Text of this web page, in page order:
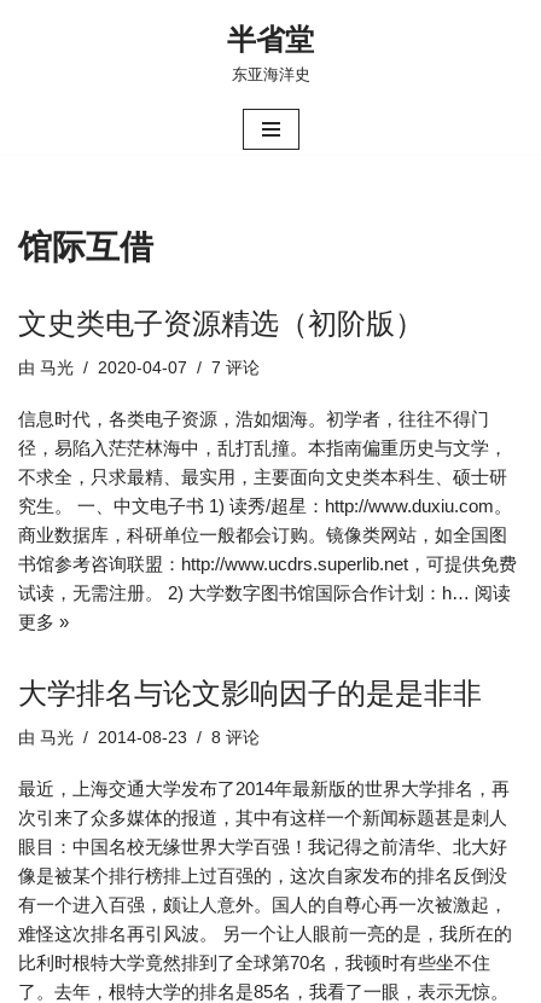
半省堂
东亚海洋史
馆际互借
文史类电子资源精选（初阶版）
由 马光 2020-04-07 7 评论
信息时代，各类电子资源，浩如烟海。初学者，往往不得门
径，易陷入茫茫林海中，乱打乱撞。本指南偏重历史与文学，
不求全，只求最精、最实用，主要面向文史类本科生、硕士研
究生。 一、中文电子书 1) 读秀/超星：http://www.duxiu.com。
商业数据库，科研单位一般都会订购。镜像类网站，如全国图
书馆参考咨询联盟：http://www.ucdrs.superlib.net，可提供免费
试读，无需注册。 2) 大学数字图书馆国际合作计划：h… 阅读
更多 »
大学排名与论文影响因子的是是非非
由 马光 2014-08-23 8 评论
最近，上海交通大学发布了2014年最新版的世界大学排名，再
次引来了众多媒体的报道，其中有这样一个新闻标题甚是刺人
眼目：中国名校无缘世界大学百强！我记得之前清华、北大好
像是被某个排行榜排上过百强的，这次自家发布的排名反倒没
有一个进入百强，颇让人意外。国人的自尊心再一次被激起，
难怪这次排名再引风波。 另一个让人眼前一亮的是，我所在的
比利时根特大学竟然排到了全球第70名，我顿时有些坐不住
了。去年，根特大学的排名是85名，我看了一眼，表示无惊。